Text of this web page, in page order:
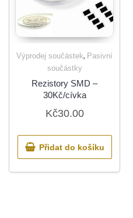
Výprodej součástek, Pasivní
součástky
Rezistory SMD –
30Kč/cívka
Kč30.00
Přidat do košíku